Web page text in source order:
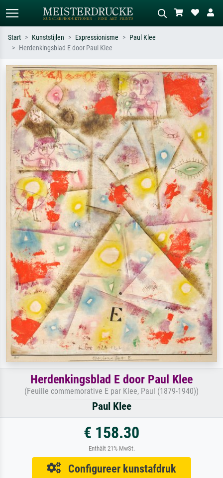
Zoek op kunstenaar, titel of stijl – bijv.
Monet, Sterrennacht, impressionisme,
Hokusai-golf, naakt.
Beschrijf de scène – bijv. groene
weide, abstract met veel rood, donker
olieverfschilderij, staand naakt naast
een boom.
Start Kunststijlen Expressionisme
Paul Klee
Herdenkingsblad E door Paul Klee
Herdenkingsblad E door Paul Klee
(Feuille commemorative E par Klee, Paul (1879-1940))
Paul Klee
€ 158.30
Enthält 21% MwSt.
Configureer kunstafdruk